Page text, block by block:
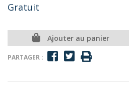
Gratuit
Ajouter au panier
PARTAGER :